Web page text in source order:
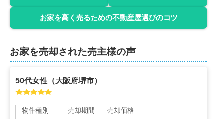
お家を高く売るための不動産屋選びのコツ
お家を売却された売主様の声
50代女性 （大阪府堺市）
物件種別
売却期間
売却価格